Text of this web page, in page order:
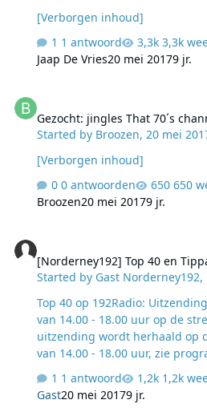
[Verborgen inhoud]
1 antwoord
3,3k
Jaap De Vries20 mei 20179 jr.
Gezocht: jingles That 70´s
Started by Broozen, 20 mei
[Verborgen inhoud]
0 antwoorden
650
Broozen20 mei 20179 jr.
[Norderney192] Top 40 en
Started by Gast Norderney192,
Top 40 op 192Radio: Uitzending op zaterdag 20 mei 2017
van 14.00 - 18.00 uur op de
uitzending wordt herhaald op
van 14.00 - 18.00 uur, zie
192Radio: ​​Presentatie: Bert van der Laan.
zaterdag 20 mei 2017 van
van 192Radio. Deze uitzending wordt herhaald op de
1 antwoord
1,2k
Gast20 mei 20179 jr.